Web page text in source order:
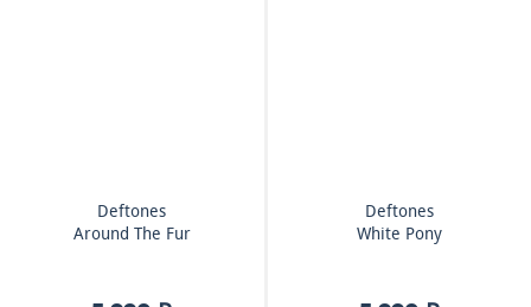
Deftones
Around The Fur
Deftones
White Pony